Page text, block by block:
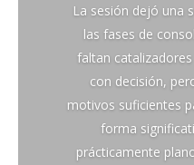
La sesión dejó una
las fases de
faltan
con decisión,
motivos suficientes
forma
prácticamente